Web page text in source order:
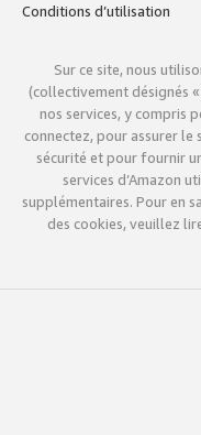
Conditions d’utilisation
Sur ce site, nous
(collectivement désignés
nos services, y compris
connectez, pour assurer le
sécurité et pour fournir
services d’Amazon
supplémentaires. Pour en
des cookies, veuillez